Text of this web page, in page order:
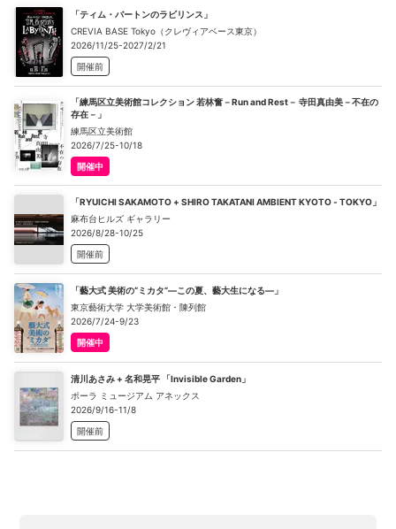
「ティム・バートンのラビリンス」
CREVIA BASE Tokyo（クレヴィアベース東京）
2026/11/25-2027/2/21
開催前
「練馬区立美術館コレクション 若林奮－Run and Rest－ 寺田真由美－不在の
存在－」
練馬区立美術館
2026/7/25-10/18
開催中
「RYUICHI SAKAMOTO + SHIRO TAKATANI AMBIENT KYOTO - TOKYO」
麻布台ヒルズ ギャラリー
2026/8/28-10/25
開催前
「藝大式 美術の“ミカタ”―この夏、藝大生になる―」
東京藝術大学 大学美術館・陳列館
2026/7/24-9/23
開催中
清川あさみ + 名和晃平 「Invisible Garden」
ポーラ ミュージアム アネックス
2026/9/16-11/8
開催前